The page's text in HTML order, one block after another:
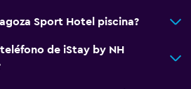
Sport Hotel piscina?
de iStay by NH